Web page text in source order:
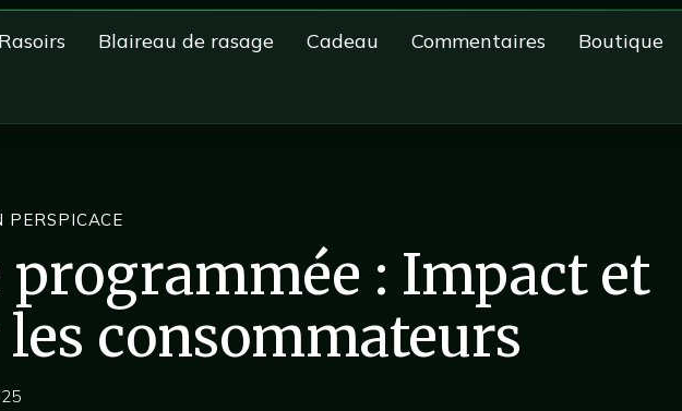
Rasoirs Blaireau de rasage Cadeau Commentaires Boutique
PERSPICACE
programmée : Impact et
consommateurs